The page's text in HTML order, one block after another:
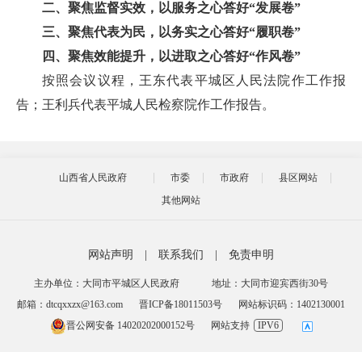
二、聚焦监督实效，以服务之心答好“发展卷”
三、聚焦代表为民，以务实之心答好“履职卷”
四、聚焦效能提升，以进取之心答好“作风卷”
按照会议议程，王东代表平城区人民法院作工作报
告；王利兵代表平城人民检察院作工作报告。
山西省人民政府 市委 市政府
县区网站
其他网站
网站声明 联系我们 免责申明
主办单位：大同市平城区人民政府
地址：大同市迎宾西街30号
邮箱：dtcqxxzx@163.com
晋ICP备18011503号
网站标识码：1402130001
晋公网安备 14020202000152号
网站支持 IPV6